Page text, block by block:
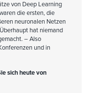
von Deep Learning
die ersten, die
neuronalen Netzen
hat niemand
– Also
und in
sich heute von